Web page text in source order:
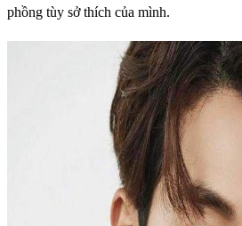
phồng tùy sở thích của mình.